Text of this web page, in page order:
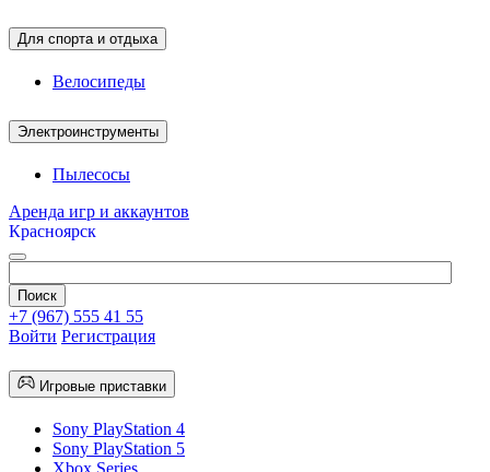
Для спорта и отдыха
Велосипеды
Электроинструменты
Пылесосы
Аренда игр и аккаунтов
Красноярск
+7 (967) 555 41 55
Войти Регистрация
Игровые приставки
Sony PlayStation 4
Sony PlayStation 5
Xbox Series